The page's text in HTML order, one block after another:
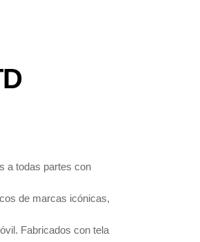
a todas partes con
de marcas icónicas,
Fabricados con tela